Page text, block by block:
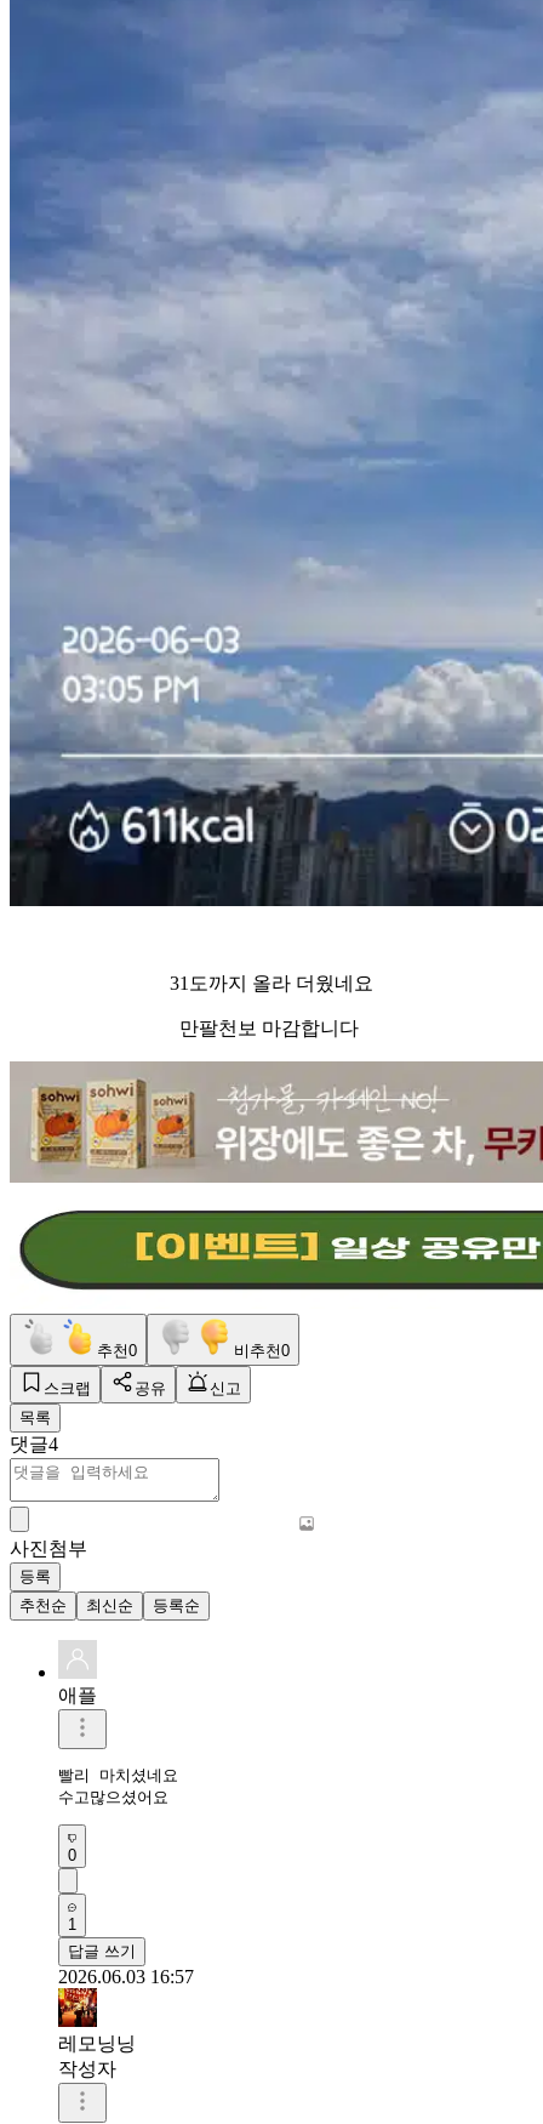
31도까지 올라 더웠네요
만팔천보 마감합니다
추천0 비추천0
스크랩 공유
신고
목록
댓글4
사진첨부
등록
추천순
최신순 등록순
애플
빨리 마치셨네요
수고많으셨어요
0
1
답글 쓰기
2026.06.03 16:57
레모닝닝
작성자